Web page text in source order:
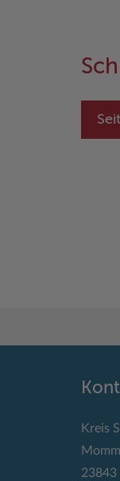
Kreis
23843